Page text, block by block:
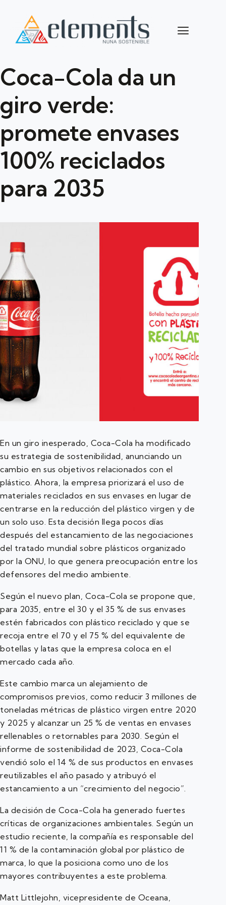
Coca-Cola da un
giro verde:
promete envases
100% reciclados
para 2035
En un giro inesperado, Coca-Cola ha modificado
su estrategia de sostenibilidad, anunciando un
cambio en sus objetivos relacionados con el
plástico. Ahora, la empresa priorizará el uso de
materiales reciclados en sus envases en lugar de
centrarse en la reducción del plástico virgen y de
un solo uso. Esta decisión llega pocos días
después del estancamiento de las negociaciones
del tratado mundial sobre plásticos organizado
por la ONU, lo que genera preocupación entre los
defensores del medio ambiente.
Según el nuevo plan, Coca-Cola se propone que,
para 2035, entre el 30 y el 35 % de sus envases
estén fabricados con plástico reciclado y que se
recoja entre el 70 y el 75 % del equivalente de
botellas y latas que la empresa coloca en el
mercado cada año.
Este cambio marca un alejamiento de
compromisos previos, como reducir 3 millones de
toneladas métricas de plástico virgen entre 2020
y 2025 y alcanzar un 25 % de ventas en envases
rellenables o retornables para 2030. Según el
informe de sostenibilidad de 2023, Coca-Cola
vendió solo el 14 % de sus productos en envases
reutilizables el año pasado y atribuyó el
estancamiento a un “crecimiento del negocio”.
La decisión de Coca-Cola ha generado fuertes
críticas de organizaciones ambientales. Según un
estudio reciente, la compañía es responsable del
11 % de la contaminación global por plástico de
marca, lo que la posiciona como uno de los
mayores contribuyentes a este problema.
Matt Littlejohn, vicepresidente de Oceana,